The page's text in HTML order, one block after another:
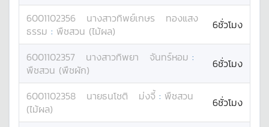
6001102356 นางสาวทิพย์เกษร
ทองแสง
ธรรม : พืชสวน (ไม้ผล) 6ชั่วโมง
6001102357 นางสาวทิพยา จันทร์หอม :
พืชสวน (พืชผัก)
6ชั่วโมง
6001102358 นายธนโชติ ม่งจี้ : พืชสวน
(ไม้ผล)
6ชั่วโมง